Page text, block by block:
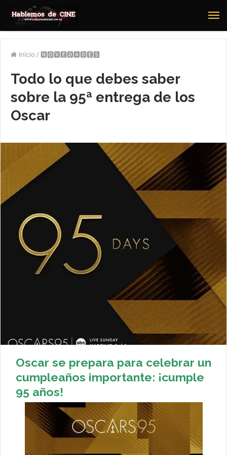
Inicio / 🅽🅾🆅🅴🅳🅰🅳🅴🆂
Todo lo que debes saber
sobre la 95ª entrega de los
Oscar
Oscar se prepara para celebrar un
cumpleaños importante: ¡cumple
95 años!